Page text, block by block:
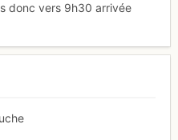
donc vers 9h30 arrivée